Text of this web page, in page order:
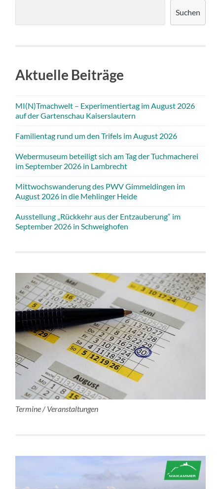
Suchen
Aktuelle Beiträge
MI(N)Tmachwelt – Experimentiertag im August 2026
auf der Gartenschau Kaiserslautern
Familientag rund um den Trifels im August 2026
Webermuseum beteiligt sich am Tag der Tuchmacherei
im September 2026 in Lambrecht
Mittwochswanderung des PWV Gimmeldingen im
August 2026 in die Mehlinger Heide
Ausstellung „Rückkehr aus der Entzauberung“ im
September 2026 in Schweighofen
Termine / Veranstaltungen